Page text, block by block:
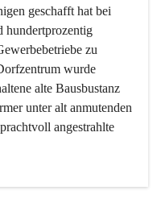
geschafft hat bei
hundertprozentig
zu
wurde
alte Bausbustanz
unter alt anmutenden
angestrahlte
ist aber integrativer